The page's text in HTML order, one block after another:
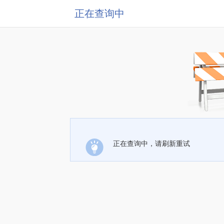
正在查询中
正在查询中，请刷新重试